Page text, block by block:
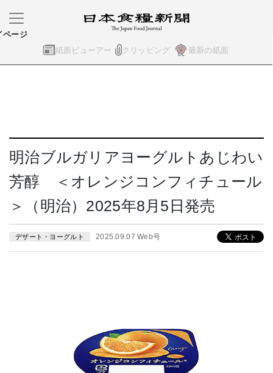
紙面ビューアー クリッピング 最新の紙面
ページ
明治ブルガリアヨーグルトあじわい
芳醇 ＜オレンジコンフィチュール
＞（明治）2025年8月5日発売
デザート・ヨーグルト 2025.09.07 Web号